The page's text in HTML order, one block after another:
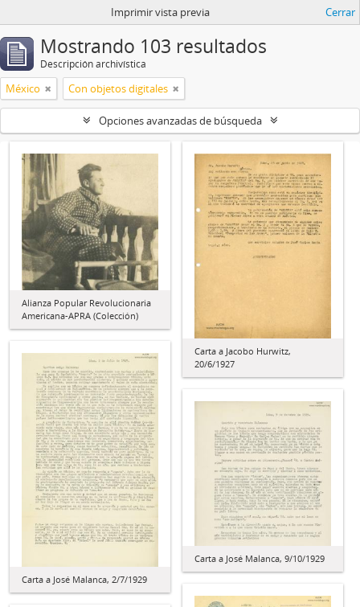
Imprimir vista previa Cerrar
Mostrando 103 resultados
Descripción archivística
México Con objetos digitales
Opciones avanzadas de búsqueda
Alianza Popular Revolucionaria
Americana-APRA (Colección)
Carta a Jacobo Hurwitz,
20/6/1927
Carta a José Malanca, 2/7/1929
Carta a José Malanca, 9/10/1929